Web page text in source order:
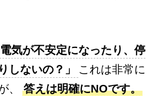
気が不安定になったり、停
しないの？」
これは非常に
、
答えは明確にNOです。